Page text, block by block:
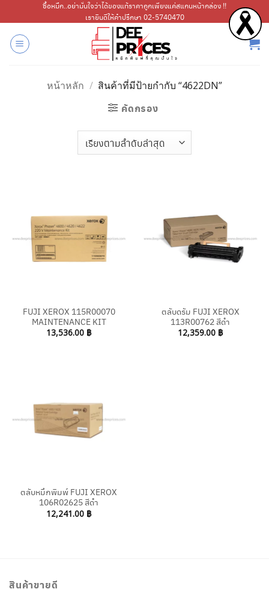
ไป
เนื้อหา
ซื้อหมึก..อย่ามั่นใจว่าได้ของแท้ราคาถูกเพียงแค่สแกนหน้ากล่อง !!
เรายินดีให้คำปรึกษา 02-5740470
หน้าหลัก / สินค้าที่มีป้ายกำกับ “4622DN”
คัดกรอง
FUJI XEROX 115R00070
MAINTENANCE KIT
13,536.00 ฿
ตลับดรัม FUJI XEROX
113R00762 สีดำ
12,359.00 ฿
ตลับหมึกพิมพ์ FUJI XEROX
106R02625 สีดำ
12,241.00 ฿
สินค้าขายดี